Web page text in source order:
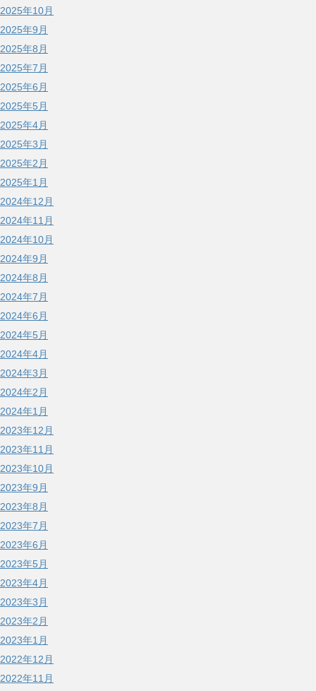
2025年10月
2025年9月
2025年8月
2025年7月
2025年6月
2025年5月
2025年4月
2025年3月
2025年2月
2025年1月
2024年12月
2024年11月
2024年10月
2024年9月
2024年8月
2024年7月
2024年6月
2024年5月
2024年4月
2024年3月
2024年2月
2024年1月
2023年12月
2023年11月
2023年10月
2023年9月
2023年8月
2023年7月
2023年6月
2023年5月
2023年4月
2023年3月
2023年2月
2023年1月
2022年12月
2022年11月